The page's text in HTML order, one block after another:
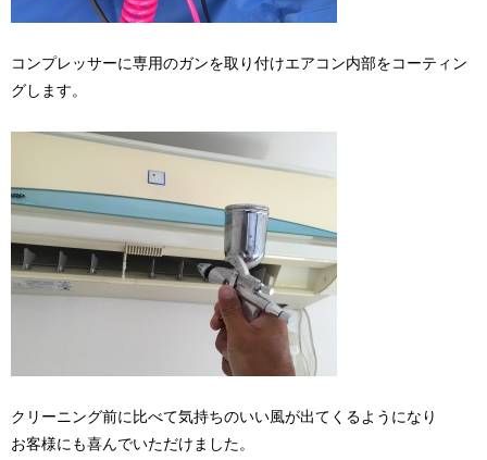
コンプレッサーに専用のガンを取り付けエアコン内部をコーティン
グします。
クリーニング前に比べて気持ちのいい風が出てくるようになり
お客様にも喜んでいただけました。